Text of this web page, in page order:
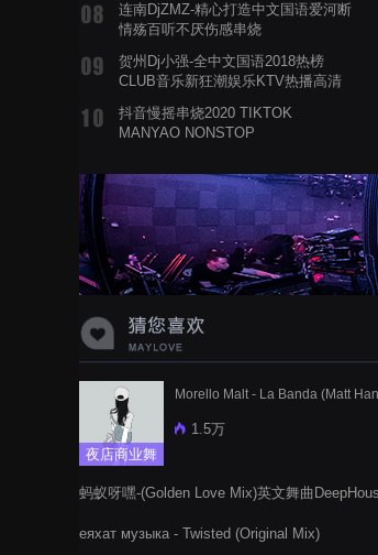
连南DjZMZ-精心打造中文国语爱河断
情殇百听不厌伤感串烧
贺州Dj小强-全中文国语2018热榜
CLUB音乐新狂潮娱乐KTV热播高清
抖音慢摇串烧2020 TIKTOK
MANYAO NONSTOP
蝉爸爸妈妈爱存在夏天的风是想你的
声音啊
夜店商业舞
Morello Malt - La Banda (Matt
1.5万
蚂蚁呀嘿-(Golden Love Mix)英文舞曲
еяхат музыка - Twisted (Original Mix)